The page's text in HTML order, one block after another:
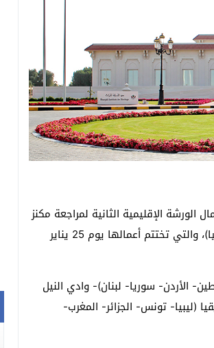
الورشة الإقليمية الثانية لمراجعة مكنز
الفولكلور العربي (واصفات الشام- وادي النيل- شرق أفريقيا- شمال أفريقيا)، والتي تختتم أعمالها يوم 25 يناير
الأردن- سوريا- لبنان)- وادي النيل
(ليبيا- تونس- الجزائر- المغرب-